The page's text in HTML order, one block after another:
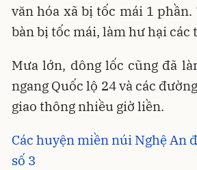
văn hóa xã bị tốc mái 1
bàn bị tốc mái, làm hư hại các
Mưa lớn, dông lốc cũng đã
ngang Quốc lộ 24 và các
giao thông nhiều giờ liền.
Các huyện miền núi Nghệ An
số 3